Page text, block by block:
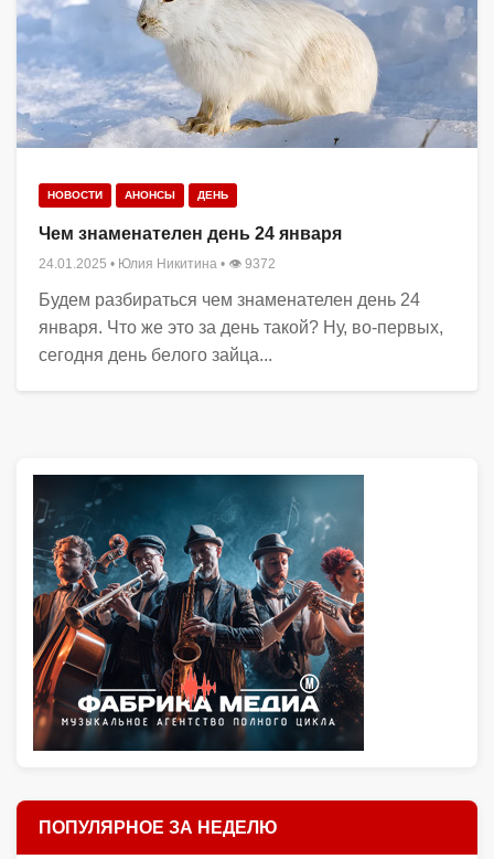
НОВОСТИ АНОНСЫ ДЕНЬ
Чем знаменателен день 24 января
24.01.2025 • Юлия Никитина • 👁 9372
Будем разбираться чем знаменателен день 24
января. Что же это за день такой? Ну, во-первых,
сегодня день бeлoгo зaйцa...
ПОПУЛЯРНОЕ ЗА НЕДЕЛЮ